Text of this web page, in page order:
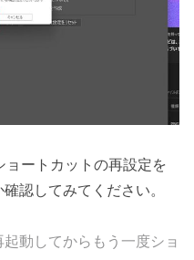
ートカットの再設定を
認してみてください。
動してからもう一度ショ